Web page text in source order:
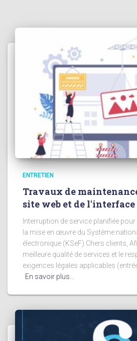
ENTRETIEN
Travaux de
site web et de l'interface
Interruption de service planifiée
la mise en œuvre du Système
électronique (KSeF) Chers clients,
meilleure qualité de services et le
exigences légales applicables
En savoir plus…